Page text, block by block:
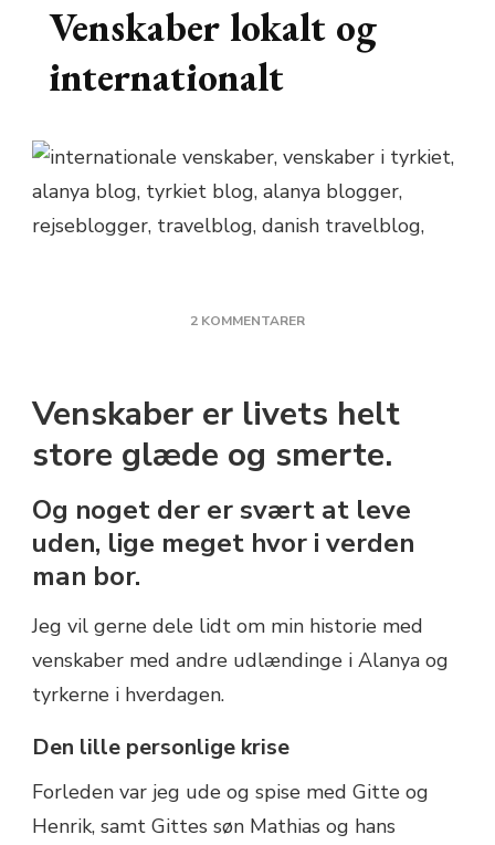
Venskaber lokalt og
internationalt
2 KOMMENTARERTIL
INTERNATIONALT
Venskaber er livets helt
store glæde og smerte.
Og noget der er svært at leve
uden, lige meget hvor i verden
man bor.
Jeg vil gerne dele lidt om min historie med
venskaber med andre udlændinge i Alanya og
tyrkerne i hverdagen.
Den lille personlige krise
Forleden var jeg ude og spise med Gitte og
Henrik, samt Gittes søn Mathias og hans